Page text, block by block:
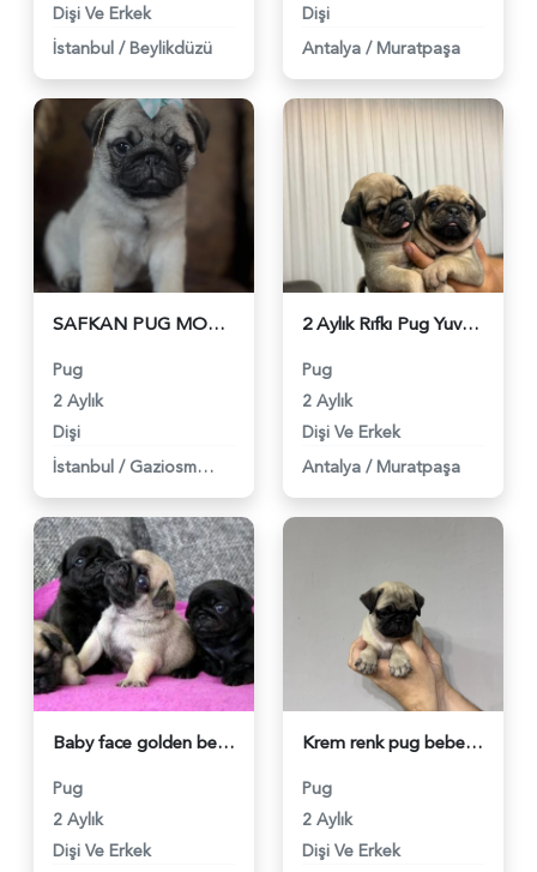
Dişi Ve Erkek
İstanbul / Beylikdüzü
Dişi
Antalya / Muratpaşa
SAFKAN PUG MOPS BEBEKLERİMİZ - 5613
Pug
2 Aylık
Dişi
İstanbul / Gaziosmanpaşa
2 Aylık Rıfkı Pug Yuva Arıyor - 5310
Pug
2 Aylık
Dişi Ve Erkek
Antalya / Muratpaşa
Baby face golden bebeklerimizz - 5187
Pug
2 Aylık
Dişi Ve Erkek
Krem renk pug bebekler - 5025
Pug
2 Aylık
Dişi Ve Erkek